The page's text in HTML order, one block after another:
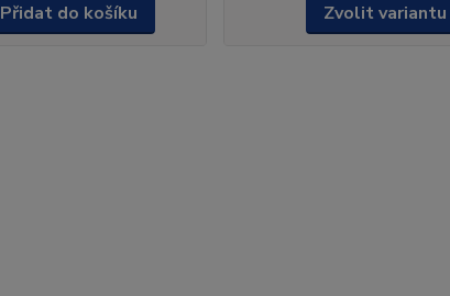
Přidat do košíku Zvolit variantu